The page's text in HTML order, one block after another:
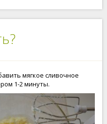
мягкое сливочное
1-2 минуты.